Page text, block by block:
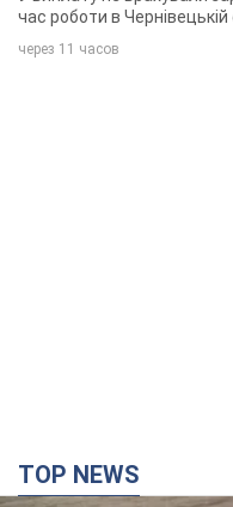
TOP NEWS
Чому ціни на мобільний
поліпшити якість